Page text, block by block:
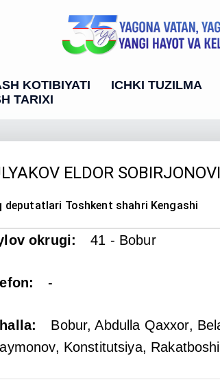
KOTIBIYATI ICHKI TUZILMA
TARIXI
ELDOR
deputatlari Toshkent shahri Kengashi
okrugi: 41 - Bobur
: -
: Bobur, Abdulla Qaxxor,
, Konstitutsiya, Rakatboshi